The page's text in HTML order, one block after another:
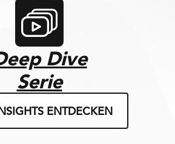
Dive
Serie
ENTDECKEN